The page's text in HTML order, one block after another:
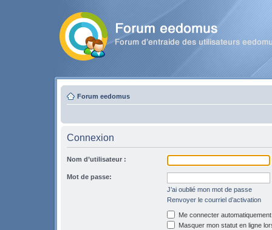
Forum eedomus
Connexion
Nom d’utilisateur :
Mot de passe:
J’ai oublié mon mot de passe
Renvoyer le courriel d’activation
Me connecter
Masquer mon statut en ligne